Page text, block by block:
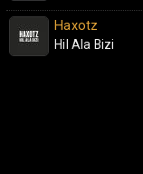
Haxotz
Hil Ala Bizi